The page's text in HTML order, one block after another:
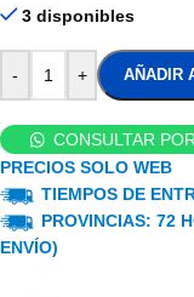
3 disponibles
- + AÑADIR
CONSULTAR
PRECIOS SOLO WEB
TIEMPOS DE
PROVINCIAS: 72
ENVÍO)